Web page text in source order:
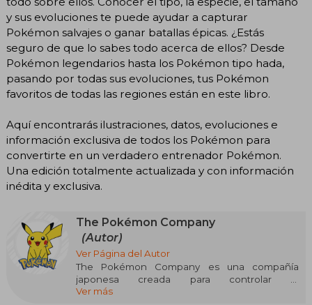
y sus evoluciones te puede ayudar a capturar
Pokémon salvajes o ganar batallas épicas. ¿Estás
seguro de que lo sabes todo acerca de ellos? Desde
Pokémon legendarios hasta los Pokémon tipo hada,
pasando por todas sus evoluciones, tus Pokémon
favoritos de todas las regiones están en este libro.
Aquí encontrarás ilustraciones, datos, evoluciones e
información exclusiva de todos los Pokémon para
convertirte en un verdadero entrenador Pokémon.
Una edición totalmente actualizada y con información
inédita y exclusiva.
The Pokémon Company
(Autor)
Ver Página del Autor
The Pokémon Company es una compañía
japonesa creada para controlar el
merchandising y las licencias de los productos
Ver más